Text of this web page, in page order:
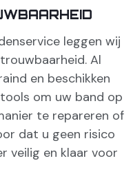
leggen wij
Al
en beschikken
om uw band op
te repareren of
dat u geen risico
veilig en klaar voor